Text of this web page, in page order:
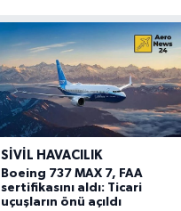
SIVIL HAVACILIK
Boeing 737 MAX 7, FAA
sertifikasını aldı: Ticari
uçuşların önü açıldı